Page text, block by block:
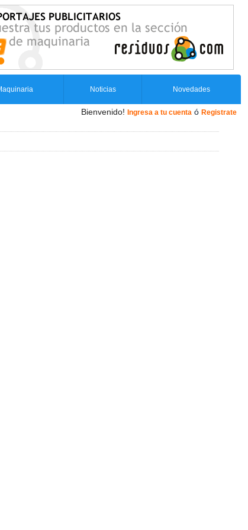
Noticias Novedades
Bienvenido! Ingresa a tu cuenta ó Registrate